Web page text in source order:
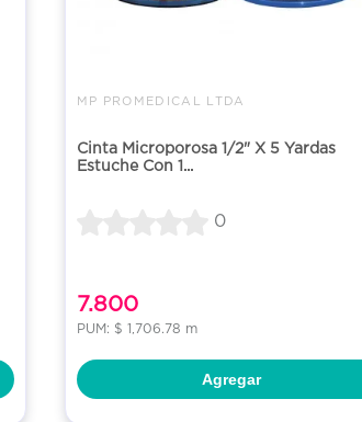
MP PROMEDICAL LTDA
Cinta Microporosa 1/2" X 5 Yardas
Estuche Con 1...
0
7.800
PUM: $ 1,706.78 m
Agregar